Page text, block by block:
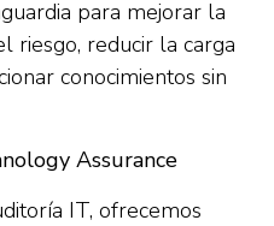
para mejorar la
riesgo, reducir la carga
conocimientos sin
Assurance
IT, ofrecemos